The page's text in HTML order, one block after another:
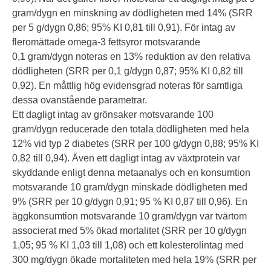
gram/dygn en minskning av dödligheten med 14% (SRR
per 5 g/dygn 0,86; 95% KI 0,81 till 0,91). För intag av
fleromättade omega-3 fettsyror motsvarande
0,1 gram/dygn noteras en 13% reduktion av den relativa
dödligheten (SRR per 0,1 g/dygn 0,87; 95% KI 0,82 till
0,92). En måttlig hög evidensgrad noteras för samtliga
dessa ovanstående parametrar.
Ett dagligt intag av grönsaker motsvarande 100
gram/dygn reducerade den totala dödligheten med hela
12% vid typ 2 diabetes (SRR per 100 g/dygn 0,88; 95% KI
0,82 till 0,94). Även ett dagligt intag av växtprotein var
skyddande enligt denna metaanalys och en konsumtion
motsvarande 10 gram/dygn minskade dödligheten med
9% (SRR per 10 g/dygn 0,91; 95 % KI 0,87 till 0,96). En
äggkonsumtion motsvarande 10 gram/dygn var tvärtom
associerat med 5% ökad mortalitet (SRR per 10 g/dygn
1,05; 95 % KI 1,03 till 1,08) och ett kolesterolintag med
300 mg/dygn ökade mortaliteten med hela 19% (SRR per